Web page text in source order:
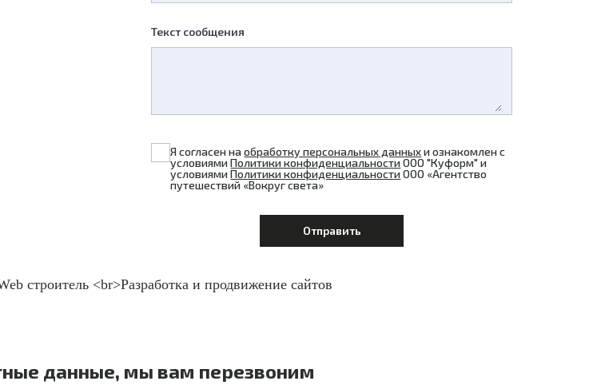
Текст сообщения
Я согласен наобработку персональных данныхи ознакомлен с
условиямиПолитики конфиденциальностиООО "Куформ" и
условиямиПолитики конфиденциальностиООО «Агентство
путешествий «Вокруг света»
данные, мы вам перезвоним